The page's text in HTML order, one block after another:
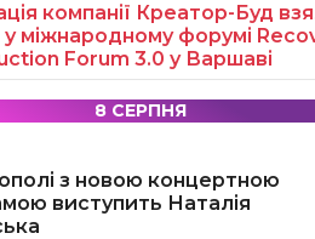
компанії Креатор-Буд
у міжнародному форумі
Forum 3.0 у Варшаві
8 СЕРПНЯ
з новою концертною
виступить Наталія